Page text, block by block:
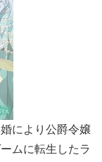
により公爵令嬢
ムに転生したラ